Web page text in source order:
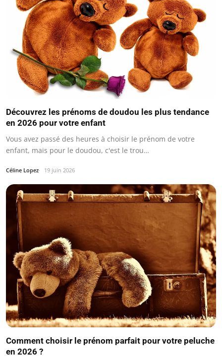
Découvrez les prénoms de doudou les plus tendance
en 2026 pour votre enfant
Vous avez passé des heures à choisir le prénom de votre
enfant, mais pour le doudou, c'est le trou…
Céline Lopez 19 juin 2026
Comment choisir le prénom parfait pour votre peluche
en 2026 ?